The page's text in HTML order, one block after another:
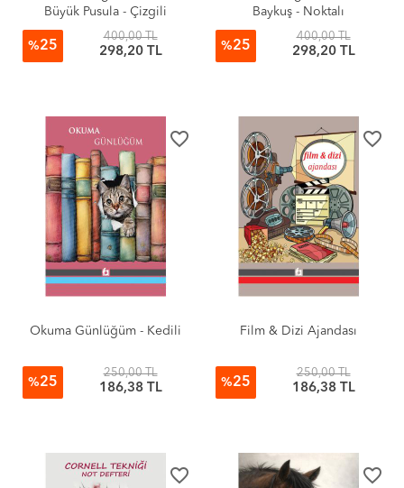
Büyük Pusula - Çizgili
%25
400,00 TL
298,20 TL
Baykuş - Noktalı
%25
400,00 TL
298,20 TL
favorite_border
Okuma Günlüğüm - Kedili
%25
250,00 TL
186,38 TL
favorite_border
Film & Dizi Ajandası
%25
250,00 TL
186,38 TL
favorite_border favorite_border